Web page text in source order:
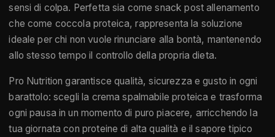
sensi di colpa. Perfetta sia come snack post allenamento
che come coccola proteica, rappresenta la soluzione
ideale per chi non vuole rinunciare alla bontà, mantenendo
allo stesso tempo il controllo della propria dieta.
Pro Nutrition garantisce qualità, sicurezza e gusto in ogni
barattolo: scegli la crema spalmabile proteica e trasforma
ogni pausa in un momento di puro piacere, arricchendo la
tua giornata con proteine di alta qualità e il sapore tipico